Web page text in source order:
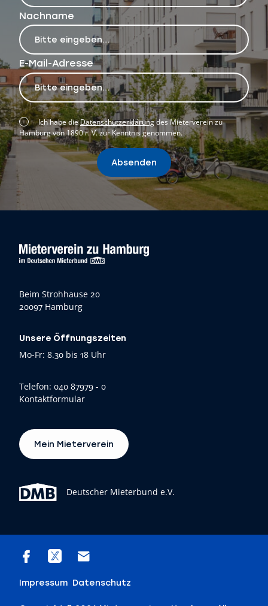
Nachname
E-Mail-Adresse
Ich habe dieDatenschutzerklärungdes Mieterverein zu
Hamburg von 1890 r. V. zur Kenntnis genommen.
Absenden
Beim Strohhause 20
20097 Hamburg
Unsere Öffnungszeiten
Mo-Fr: 8.30 bis 18 Uhr
Telefon: 040 87979 - 0
Kontaktformular
Deutscher Mieterbund e.V.
Mein Mieterverein
Impressum Datenschutz